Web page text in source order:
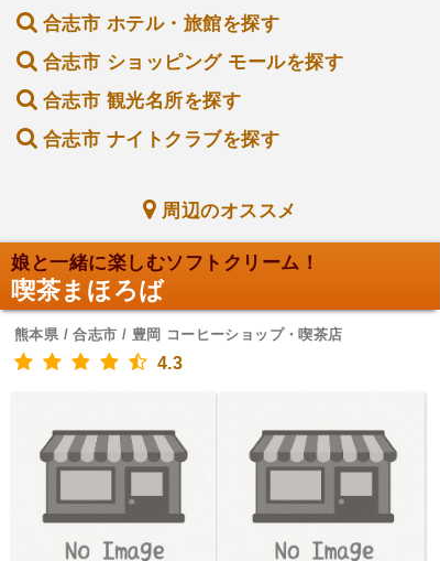
合志市 ホテル・旅館を探す
合志市 ショッピング モールを探す
合志市 観光名所を探す
合志市 ナイトクラブを探す
周辺のオススメ
娘と一緒に楽しむソフトクリーム！
喫茶まほろば
熊本県 / 合志市 / 豊岡 コーヒーショップ・喫茶店
4.3